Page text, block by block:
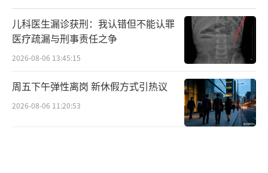
儿科医生漏诊获刑：我认错但不能认罪
医疗疏漏与刑事责任之争
2026-08-06 13:45:15
周五下午弹性离岗 新休假方式引热议
2026-08-06 11:20:53